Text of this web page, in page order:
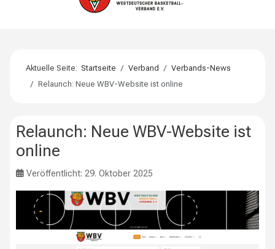
Aktuelle Seite:Startseite Verband
Verbands-News
Relaunch: Neue WBV-Website ist online
Relaunch: Neue WBV-Website ist
online
Veröffentlicht: 29. Oktober 2025